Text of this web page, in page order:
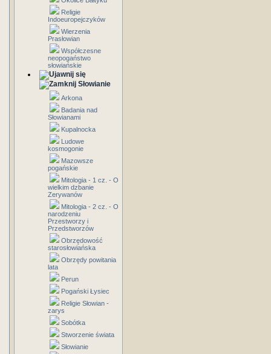
Religie
Indoeuropejczyków
Wierzenia
Prasłowian
Współczesne
neopogaństwo
słowiańskie
Słowianie
Arkona
Badania nad
Słowianami
Kupalnocka
Ludowe
kosmogonie
Mazowsze
pogańskie
Mitologia - 1 cz. - O
wielkim dzbanie
Zerywanów
Mitologia - 2 cz. - O
narodzeniu
Przestworzy i
Przedstworzów
Obrzędowość
starosłowiańska
Obrzędy powitania
lata
Perun
Pogański Łysiec
Religie Słowian -
zarys
Sobótka
Stworzenie świata
Słowianie